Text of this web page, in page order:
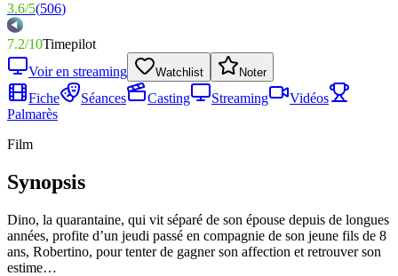
3.6/5(506)
7.2/10Timepilot
Voir en streaming
Watchlist Noter
Fiche Séances Casting Streaming
Vidéos
Palmarès
Film
Synopsis
Dino, la quarantaine, qui vit séparé de son épouse depuis de longues
années, profite d’un jeudi passé en compagnie de son jeune fils de 8
ans, Robertino, pour tenter de gagner son affection et retrouver son
estime…